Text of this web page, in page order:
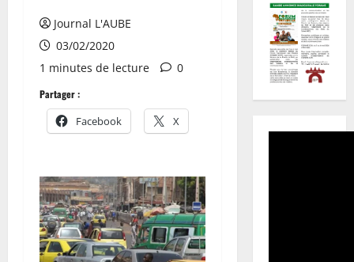
Journal L'AUBE
03/02/2020
1 minutes de lecture
0
Partager :
Facebook X